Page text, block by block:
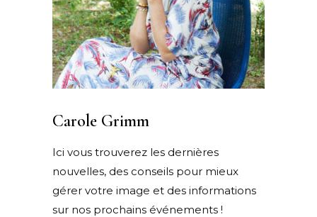
Carole Grimm
Ici vous trouverez les dernières
nouvelles, des conseils pour mieux
gérer votre image et des informations
sur nos prochains événements !